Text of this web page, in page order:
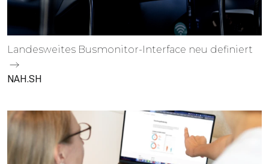
Landes­weites Busmonitor-Interface neu definiert
NAH.SH